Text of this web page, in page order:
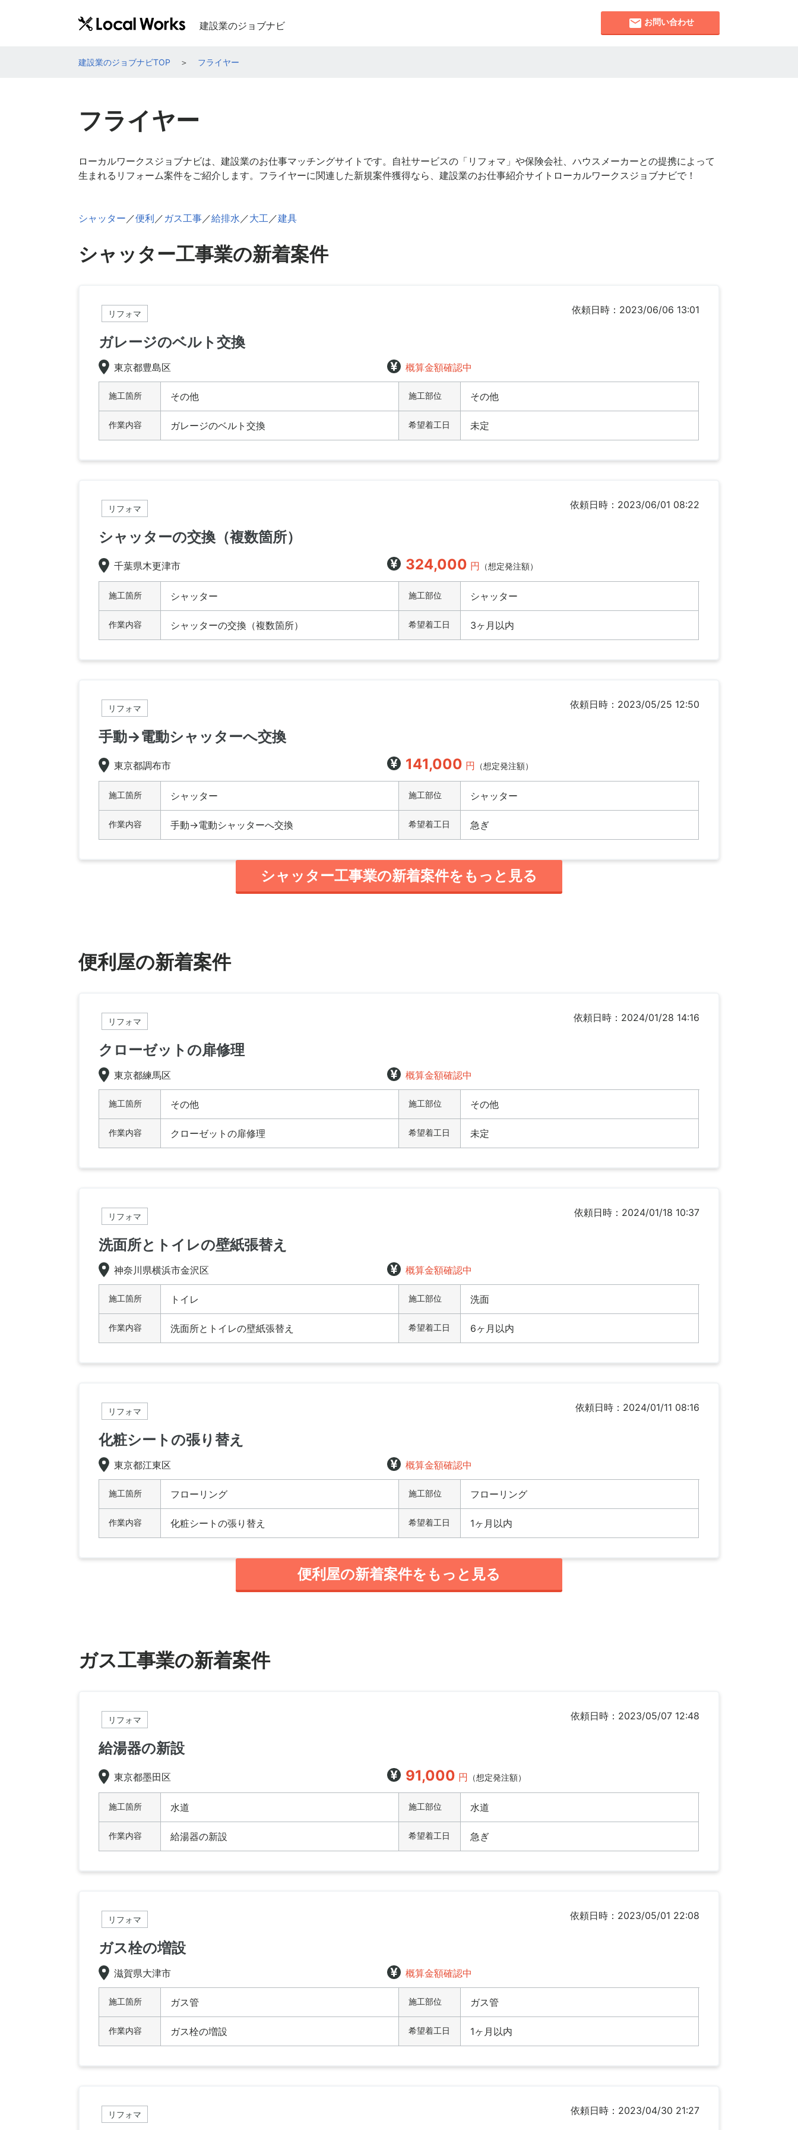
建設業のジョブナビ お問い合わせ
建設業のジョブナビTOP フライヤー
フライヤー
ローカルワークスジョブナビは、建設業のお仕事マッチングサイトです。自社サービスの「リフォマ」や保険会社、ハウスメーカーとの提携によって
生まれるリフォーム案件をご紹介します。フライヤーに関連した新規案件獲得なら、建設業のお仕事紹介サイトローカルワークスジョブナビで！
シャッター ／便利 ／ ガス工事／給排水 ／大工／建具
シャッター工事業の新着案件
リフォマ 依頼日時：2023/06/06 13:01
ガレージのベルト交換
東京都豊島区 概算金額確認中
施工箇所 その他 施工部位 その他
作業内容 ガレージのベルト交換 希望着工日 未定
リフォマ 依頼日時：2023/06/01 08:22
シャッターの交換（複数箇所）
千葉県木更津市 324,000 円 （想定発注額）
施工箇所 シャッター 施工部位 シャッター
作業内容 シャッターの交換（複数箇所） 希望着工日 3ヶ月以内
リフォマ 依頼日時：2023/05/25 12:50
手動→電動シャッターへ交換
東京都調布市 141,000 円 （想定発注額）
施工箇所 シャッター 施工部位 シャッター
作業内容 手動→電動シャッターへ交換 希望着工日 急ぎ
シャッター工事業の新着案件をもっと見る
便利屋の新着案件
リフォマ 依頼日時：2024/01/28 14:16
クローゼットの扉修理
東京都練馬区 概算金額確認中
施工箇所 その他 施工部位 その他
作業内容 クローゼットの扉修理 希望着工日 未定
リフォマ 依頼日時：2024/01/18 10:37
洗面所とトイレの壁紙張替え
神奈川県横浜市金沢区 概算金額確認中
施工箇所 トイレ 施工部位 洗面
作業内容 洗面所とトイレの壁紙張替え 希望着工日 6ヶ月以内
リフォマ 依頼日時：2024/01/11 08:16
化粧シートの張り替え
東京都江東区 概算金額確認中
施工箇所 フローリング 施工部位 フローリング
作業内容 化粧シートの張り替え 希望着工日 1ヶ月以内
便利屋の新着案件をもっと見る
ガス工事業の新着案件
リフォマ 依頼日時：2023/05/07 12:48
給湯器の新設
東京都墨田区 91,000 円 （想定発注額）
施工箇所 水道 施工部位 水道
作業内容 給湯器の新設 希望着工日 急ぎ
リフォマ 依頼日時：2023/05/01 22:08
ガス栓の増設
滋賀県大津市 概算金額確認中
施工箇所 ガス管 施工部位 ガス管
作業内容 ガス栓の増設 希望着工日 1ヶ月以内
リフォマ 依頼日時：2023/04/30 21:27